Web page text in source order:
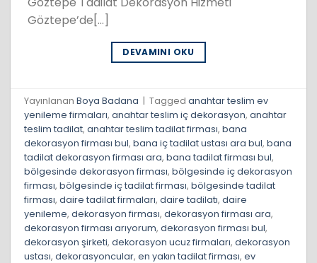
Göztepe’de[…]
DEVAMINI OKU
YayınlananBoya Badana | Taggedanahtar teslim ev
yenileme firmaları,anahtar teslim iç dekorasyon,anahtar
teslim tadilat,anahtar teslim tadilat firması,bana
dekorasyon firması bul,bana iç tadilat ustası ara bul,bana
tadilat dekorasyon firması ara,bana tadilat firması bul,
bölgesinde dekorasyon firması,bölgesinde iç dekorasyon
firması,bölgesinde iç tadilat firması,bölgesinde tadilat
firması,daire tadilat firmaları,daire tadilatı,daire
yenileme,dekorasyon firması,dekorasyon firması ara,
dekorasyon firması arıyorum,dekorasyon firması bul,
dekorasyon şirketi,dekorasyon ucuz firmaları,dekorasyon
ustası,dekorasyoncular,en yakın tadilat firması,ev